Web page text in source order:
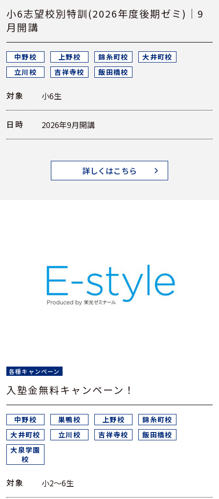
小6志望校別特訓(2026年度後期ゼミ)｜9
月開講
中野校 上野校 錦糸町校
大井町校
立川校
吉祥寺校 飯田橋校
対象 小6生
日時 2026年9月開講
詳しくはこちら
各種キャンペーン
入塾金無料キャンペーン！
中野校 巣鴨校 上野校
錦糸町校
大井町校
立川校 吉祥寺校
飯田橋校
大泉学園
校
対象 小2～6生